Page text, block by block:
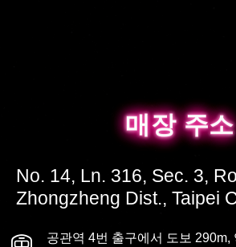
매장 주소
매장 주소
No. 14, Ln. 316, Sec. 3,
Zhongzheng Dist., Taipei
공관역 4번 출구에서 도보 290m,